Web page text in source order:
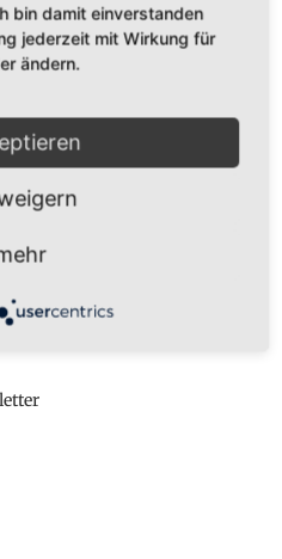
bin damit einverstanden
jederzeit mit Wirkung für
ändern.